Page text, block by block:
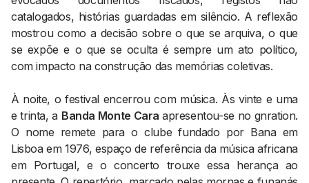
catalogados, histórias guardadas em silêncio. A reflexão
mostrou como a decisão sobre o que se arquiva, o que
se expõe e o que se oculta é sempre um ato político,
com impacto na construção das memórias coletivas.
À noite, o festival encerrou com música. Às vinte e uma
e trinta, a Banda Monte Cara apresentou-se no gnration.
O nome remete para o clube fundado por Bana em
Lisboa em 1976, espaço de referência da música africana
em Portugal, e o concerto trouxe essa herança ao